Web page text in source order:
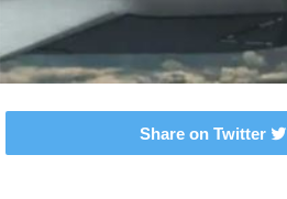
Share on Twitter